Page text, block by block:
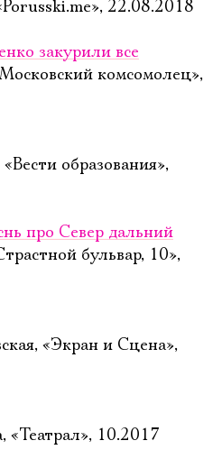
22.08.2018
закурили все
комсомолец»,
образования»,
про Север дальний
бульвар, 10»,
«Экран и Сцена»,
10.2017